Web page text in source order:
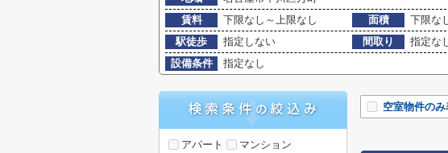
賃料
下限なし～上限なし 面積 下限な
駅徒歩
指定しない 間取り
指定な
設備条件
指定なし
空室物件のみ
アパート
マンション